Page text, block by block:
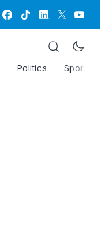
Politics Sports